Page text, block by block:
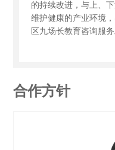
的持续改进，与上、
维护健康的产业环境
区九场长教育咨询服
合作方针